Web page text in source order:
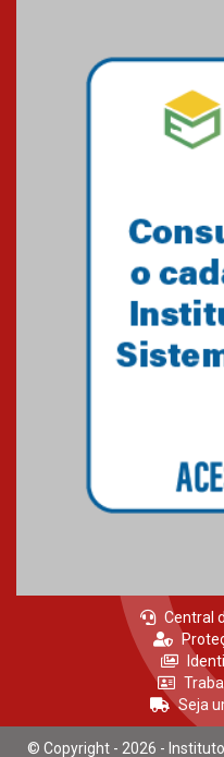
A
EM
Central
Seja
© Copyright - 2026 -